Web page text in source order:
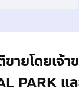
ายโดยเจ้า
PARK แล